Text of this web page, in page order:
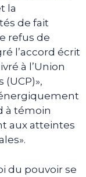
la
de fait
refus de
l’accord écrit
à l’Union
à témoin
aux atteintes
du pouvoir se